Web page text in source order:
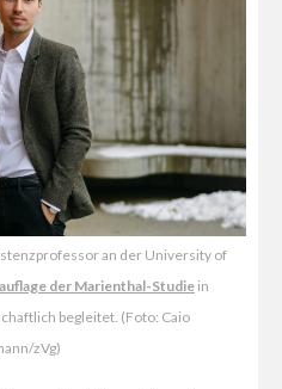
an der University of
der Marienthal-Studie in
begleitet. (Foto: Caio
zVg)